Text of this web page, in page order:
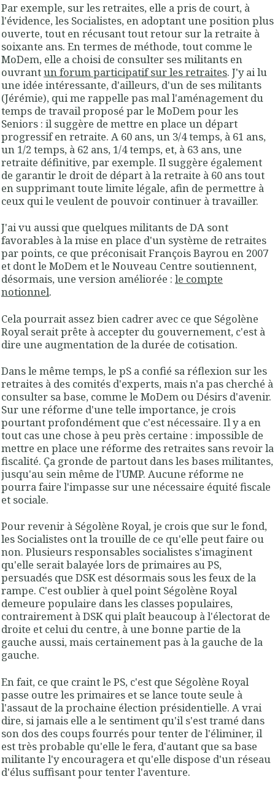
Par exemple, sur les retraites, elle a pris de court, à
l'évidence, les Socialistes, en adoptant une position plus
ouverte, tout en récusant tout retour sur la retraite à
soixante ans. En termes de méthode, tout comme le
MoDem, elle a choisi de consulter ses militants en
ouvrantun forum participatif sur les retraites. J'y ai lu
une idée intéressante, d'ailleurs, d'un de ses militants
(Jérémie), qui me rappelle pas mal l'aménagement du
temps de travail proposé par le MoDem pour les
Seniors : il suggère de mettre en place un départ
progressif en retraite. A 60 ans, un 3/4 temps, à 61 ans,
un 1/2 temps, à 62 ans, 1/4 temps, et, à 63 ans, une
retraite définitive, par exemple. Il suggère également
de garantir le droit de départ à la retraite à 60 ans tout
en supprimant toute limite légale, afin de permettre à
ceux qui le veulent de pouvoir continuer à travailler.
J'ai vu aussi que quelques militants de DA sont
favorables à la mise en place d'un système de retraites
par points, ce que préconisait François Bayrou en 2007
et dont le MoDem et le Nouveau Centre soutiennent,
désormais, une version améliorée : le compte
notionnel.
Cela pourrait assez bien cadrer avec ce que Ségolène
Royal serait prête à accepter du gouvernement, c'est à
dire une augmentation de la durée de cotisation.
Dans le même temps, le pS a confié sa réflexion sur les
retraites à des comités d'experts, mais n'a pas cherché à
consulter sa base, comme le MoDem ou Désirs d'avenir.
Sur une réforme d'une telle importance, je crois
pourtant profondément que c'est nécessaire. Il y a en
tout cas une chose à peu près certaine : impossible de
mettre en place une réforme des retraites sans revoir la
fiscalité. Ça gronde de partout dans les bases militantes,
jusqu'au sein même de l'UMP. Aucune réforme ne
pourra faire l'impasse sur une nécessaire équité fiscale
et sociale.
Pour revenir à Ségolène Royal, je crois que sur le fond,
les Socialistes ont la trouille de ce qu'elle peut faire ou
non. Plusieurs responsables socialistes s'imaginent
qu'elle serait balayée lors de primaires au PS,
persuadés que DSK est désormais sous les feux de la
rampe. C'est oublier à quel point Ségolène Royal
demeure populaire dans les classes populaires,
contrairement à DSK qui plaît beaucoup à l'électorat de
droite et celui du centre, à une bonne partie de la
gauche aussi, mais certainement pas à la gauche de la
gauche.
En fait, ce que craint le PS, c'est que Ségolène Royal
passe outre les primaires et se lance toute seule à
l'assaut de la prochaine élection présidentielle. A vrai
dire, si jamais elle a le sentiment qu'il s'est tramé dans
son dos des coups fourrés pour tenter de l'éliminer, il
est très probable qu'elle le fera, d'autant que sa base
militante l'y encouragera et qu'elle dispose d'un réseau
d'élus suffisant pour tenter l'aventure.